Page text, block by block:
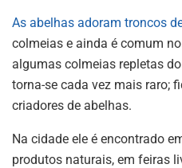
As abelhas adoram troncos
colmeias e ainda é comum
algumas colmeias repletas
torna-se cada vez mais raro;
criadores de abelhas.
Na cidade ele é encontrado
produtos naturais, em feiras